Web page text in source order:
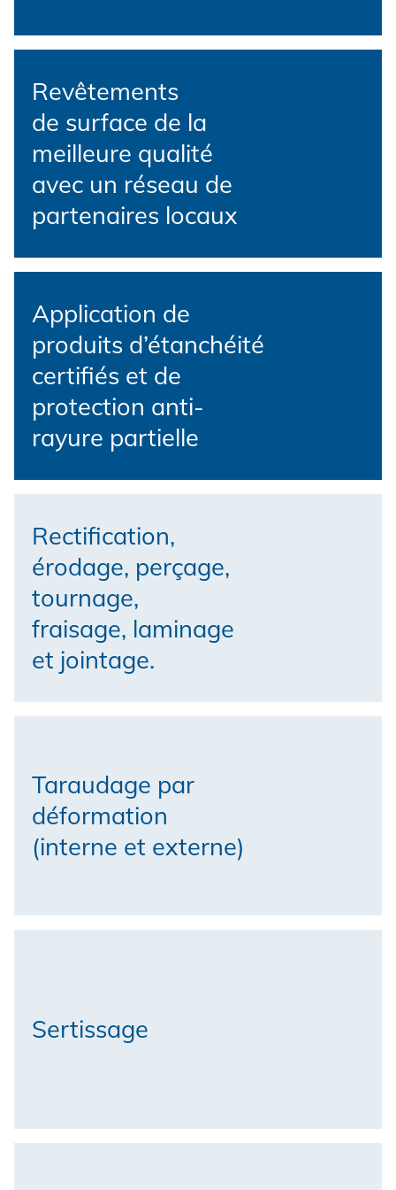
Revêtements
de surface de la
meilleure qualité
avec un réseau de
partenaires locaux
Application de
produits d’étanchéité
certifiés et de
protection anti-
rayure partielle
Rectification,
érodage, perçage,
tournage,
fraisage, laminage
et jointage.
Taraudage par
déformation
(interne et externe)
Sertissage